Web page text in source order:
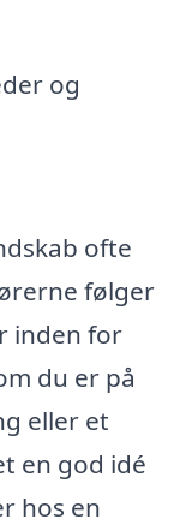
og
ofte
følger
inden for
du er på
eller et
en god idé
hos en